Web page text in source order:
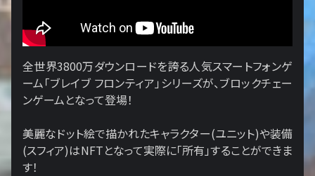
全世界3800万ダウンロードを誇る人気スマートフォンゲ
ーム「ブレイブ フロンティア」シリーズが、ブロックチェー
ンゲームとなって登場！
美麗なドット絵で描かれたキャラクター(ユニット)や装備
(スフィア)はNFTとなって実際に「所有」することができま
す！